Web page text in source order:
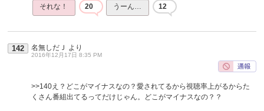
それな！ 20 うーん… 12
142 名無しだＪ より
2016年12月17日 8:35 PM
>>140え？どこがマイナスなの？愛されてるから視聴率上がるからた
くさん番組出てるってだけじゃん。どこがマイナスなの？？